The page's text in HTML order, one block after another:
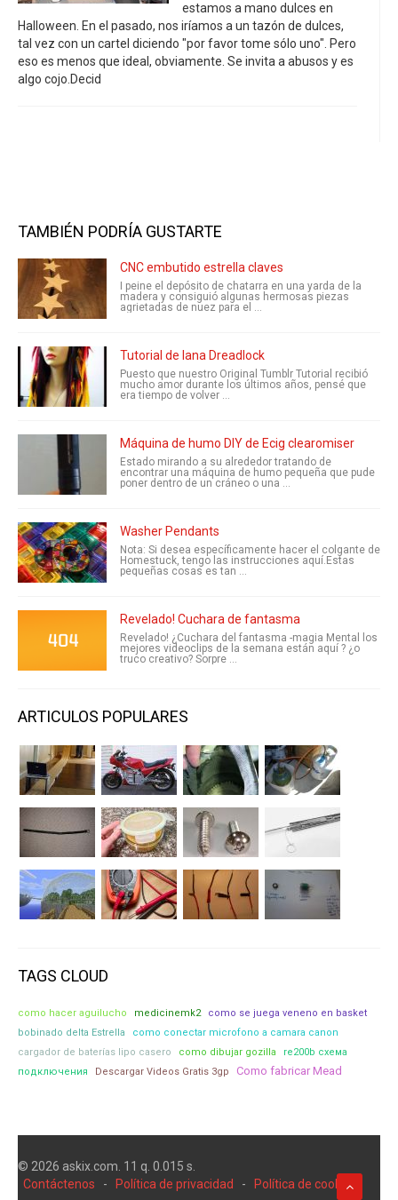
estamos a mano dulces en
Halloween. En el pasado, nos iríamos a un tazón de dulces,
tal vez con un cartel diciendo "por favor tome sólo uno". Pero
eso es menos que ideal, obviamente. Se invita a abusos y es
algo cojo.Decid
TAMBIÉN PODRÍA GUSTARTE
CNC embutido estrella claves
I peine el depósito de chatarra en una yarda de la
madera y consiguió algunas hermosas piezas
agrietadas de nuez para el ...
Tutorial de lana Dreadlock
Puesto que nuestro Original Tumblr Tutorial recibió
mucho amor durante los últimos años, pensé que
era tiempo de volver ...
Máquina de humo DIY de Ecig clearomiser
Estado mirando a su alrededor tratando de
encontrar una máquina de humo pequeña que pude
poner dentro de un cráneo o una ...
Washer Pendants
Nota: Si desea específicamente hacer el colgante de
Homestuck, tengo las instrucciones aquí.Estas
pequeñas cosas es tan ...
Revelado! Cuchara de fantasma
Revelado! ¿Cuchara del fantasma -magia Mental los
mejores videoclips de la semana están aquí ? ¿o
truco creativo? Sorpre ...
ARTICULOS POPULARES
TAGS CLOUD
como hacer aguilucho medicinemk2
como se juega veneno en basket
bobinado delta Estrella
como conectar microfono a camara canon
cargador de baterías lipo casero
como dibujar gozilla
re200b схема
подключения
Descargar Videos Gratis 3gp Como fabricar Mead
© 2026 askix.com. 11 q. 0.015 s.
Contáctenos
- Política de privacidad - Política de cookies